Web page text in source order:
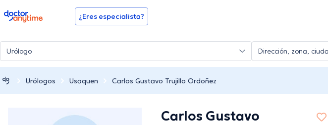
doctoranytime ¿Eres especialista?
Urólogos Usaquen Carlos Gustavo Trujillo Ordoñez
Carlos Gustavo